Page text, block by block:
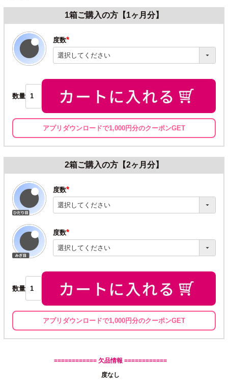
1箱ご購入の方【1ヶ月分】
度数
(必
須)
数量
アプリダウンロードで1,000円分のクーポンGET
2箱ご購入の方【2ヶ月分】
度数
(必
須)
度数
(必
須)
数量
アプリダウンロードで1,000円分のクーポンGET
============ 欠品情報 ============
度なし